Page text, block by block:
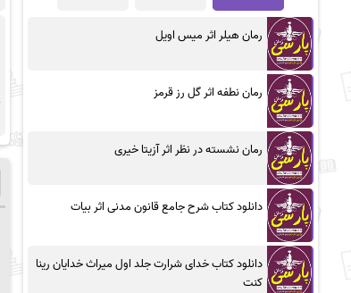
رمان هیلر اثر میس اویل
رمان نطفه اثر گل رز قرمز
رمان نشسته در نظر اثر آزیتا خیری
دانلود کتاب شرح جامع قانون مدنی اثر بیات
دانلود کتاب خدای شرارت جلد اول میراث خدایان رینا
کنت